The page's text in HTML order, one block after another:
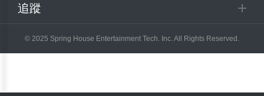
追蹤
© 2025 Spring House Entertainment Tech. Inc. All Rights Reserved.